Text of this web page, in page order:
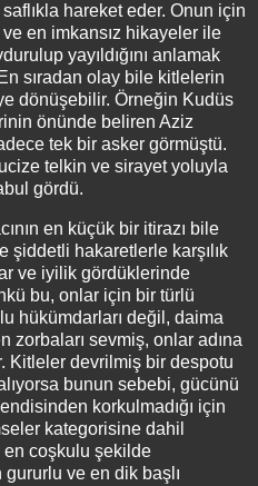
hareket eder. Onun için
en imkansız hikayeler ile
yayıldığını anlamak
sıradan olay bile kitlelerin
dönüşebilir. Örneğin Kudüs
önünde beliren Aziz
tek bir asker görmüştü.
telkin ve sirayet yoluyla
gördü.
en küçük bir itirazı bile
hakaretlerle karşılık
ve iyilik gördüklerinde
bu, onlar için bir türlü
hükümdarları değil, daima
zorbaları sevmiş, onlar adına
Kitleler devrilmiş bir despotu
bunun sebebi, gücünü
korkulmadığı için
kategorisine dahil
en coşkulu şekilde
ve en dik başlı